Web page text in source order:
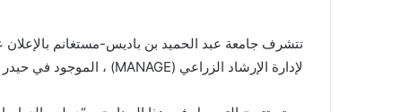
لإدارة الإرشاد الزراعي (MANAGE) ، الموجود في حيدر أباد ، الهند.